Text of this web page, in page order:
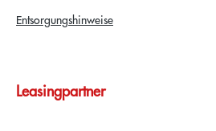
Entsorgungshinweise
Leasingpartner